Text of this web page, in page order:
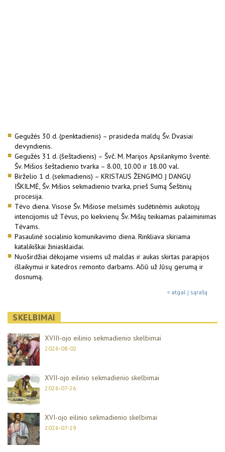
Gegužės 30 d. (penktadienis) – prasideda maldų Šv. Dvasiai
devyndienis.
Gegužės 31 d. (šeštadienis) – Švč. M. Marijos Apsilankymo šventė.
Šv. Mišios šeštadienio tvarka – 8.00, 10.00 ir 18.00 val.
Birželio 1 d. (sekmadienis) – KRISTAUS ŽENGIMO Į DANGŲ
IŠKILMĖ, Šv. Mišios sekmadienio tvarka, prieš Sumą Šeštinių
procesija.
Tėvo diena. Visose Šv. Mišiose melsimės sudėtinėmis aukotojų
intencijomis už Tėvus, po kiekvienų Šv. Mišių teikiamas palaiminimas
Tėvams.
Pasaulinė socialinio komunikavimo diena. Rinkliava skiriama
katalikiškai žiniasklaidai.
Nuoširdžiai dėkojame visiems už maldas ir aukas skirtas parapijos
išlaikymui ir katedros remonto darbams. Ačiū už Jūsų gerumą ir
dosnumą.
< atgal į sąrašą
SKELBIMAI
XVIII-ojo eilinio sekmadienio skelbimai
2026-08-02
XVII-ojo eilinio sekmadienio skelbimai
2026-07-26
XVI-ojo eilinio sekmadienio skelbimai
2026-07-19